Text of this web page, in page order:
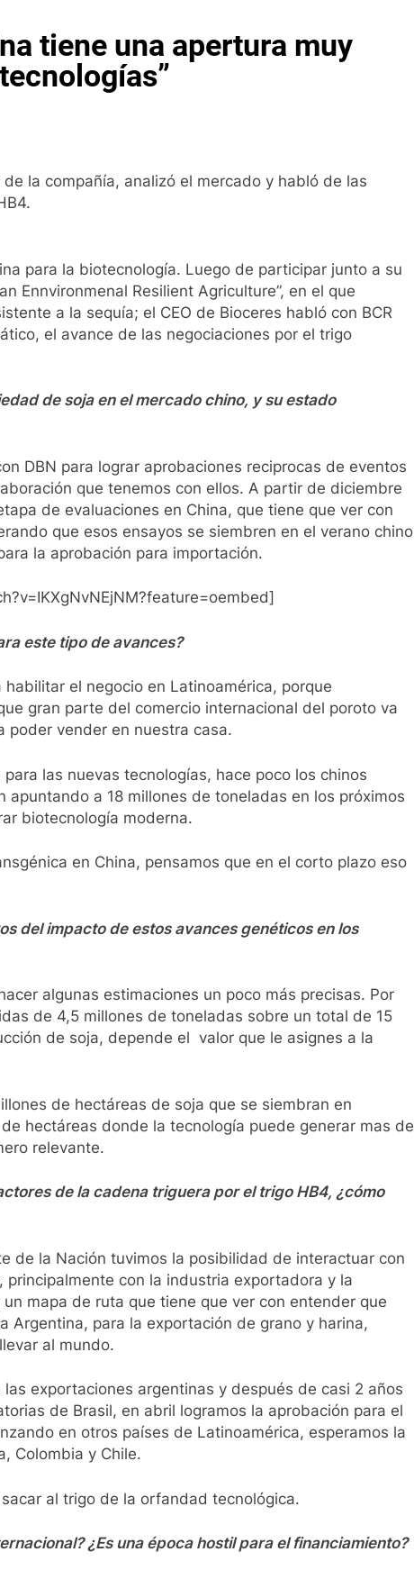
tiene una apertura muy
la compañía, analizó el mercado y habló de las
para la biotecnología. Luego de participar junto a su
Ennvironmenal Resilient Agriculture”, en el que
a la sequía; el CEO de Bioceres habló con BCR
el avance de las negociaciones por el trigo
de soja en el mercado chino, y su estado
DBN para lograr aprobaciones reciprocas de eventos
que tenemos con ellos. A partir de diciembre
de evaluaciones en China, que tiene que ver con
que esos ensayos se siembren en el verano chino
la aprobación para importación.
este tipo de avances?
el negocio en Latinoamérica, porque
gran parte del comercio internacional del poroto va
poder vender en nuestra casa.
las nuevas tecnologías, hace poco los chinos
a 18 millones de toneladas en los próximos
biotecnología moderna.
en China, pensamos que en el corto plazo eso
del impacto de estos avances genéticos en los
algunas estimaciones un poco más precisas. Por
de 4,5 millones de toneladas sobre un total de 15
de soja, depende el valor que le asignes a la
de hectáreas de soja que se siembran en
hectáreas donde la tecnología puede generar mas de
relevante.
de la cadena triguera por el trigo HB4, ¿cómo
de la Nación tuvimos la posibilidad de interactuar con
con la industria exportadora y la
mapa de ruta que tiene que ver con entender que
Argentina, para la exportación de grano y harina,
al mundo.
exportaciones argentinas y después de casi 2 años
de Brasil, en abril logramos la aprobación para el
en otros países de Latinoamérica, esperamos la
Colombia y Chile.
al trigo de la orfandad tecnológica.
¿Es una época hostil para el financiamiento?